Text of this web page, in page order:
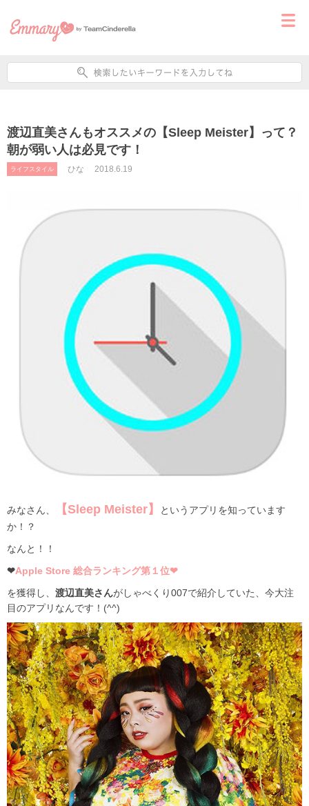
渡辺直美さんもオススメの【Sleep Meister】って？
朝が弱い人は必見です！
ライフスタイル ひな 2018.6.19
みなさん、 【Sleep Meister】
というアプリを知っています
か！？
なんと！！
❤Apple Store 総合ランキング第１位❤
を獲得し、 渡辺直美さんがしゃべくり007で紹介していた、今大注
目のアプリなんです！(^^)